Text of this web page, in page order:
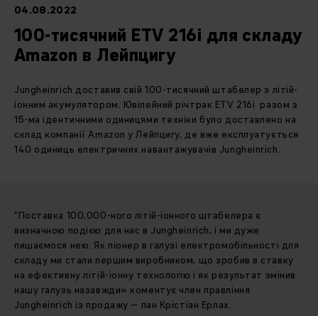
04.08.2022
100-тисячний ETV 216i для складу
Amazon в Лейпцигу
Jungheinrich доставив свій 100-тисячний штабелер з літій-
іонним акумулятором. Ювілейний річтрак ETV 216i разом з
15-ма ідентичними одиницями техніки було доставлено на
склад компанії Amazon у Лейпцигу, де вже експлуатується
140 одиниць електричних навантажувачів Jungheinrich.
"Поставка 100,000-ного літій-іонного штабелера є
визначною подією для нас в Jungheinrich, і ми дуже
пишаємося нею. Як піонер в галузі електромобільності для
складу ми стали першим виробником, що зробив в ставку
на ефективну літій-іонну технологію і як результат змінив
нашу галузь назавжди» коментує член правління
Jungheinrich із продажу – пан Крістіан Ерлах.